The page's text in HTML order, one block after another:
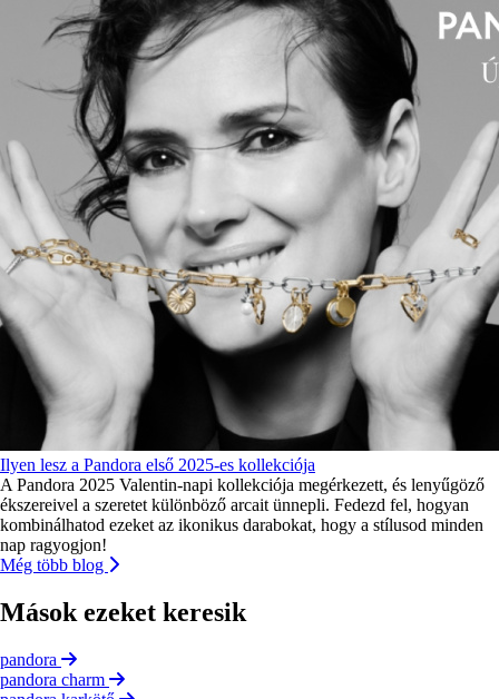
Ilyen lesz a Pandora első 2025-es kollekciója
A Pandora 2025 Valentin-napi kollekciója megérkezett, és lenyűgöző
ékszereivel a szeretet különböző arcait ünnepli. Fedezd fel, hogyan
kombinálhatod ezeket az ikonikus darabokat, hogy a stílusod minden
nap ragyogjon!
Még több blog
Mások ezeket keresik
pandora
pandora charm